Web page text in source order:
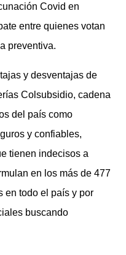
Covid en
entre quienes votan
preventiva.
y desventajas de
Colsubsidio, cadena
del país como
y confiables,
tienen indecisos a
en los más de 477
en todo el país y por
buscando